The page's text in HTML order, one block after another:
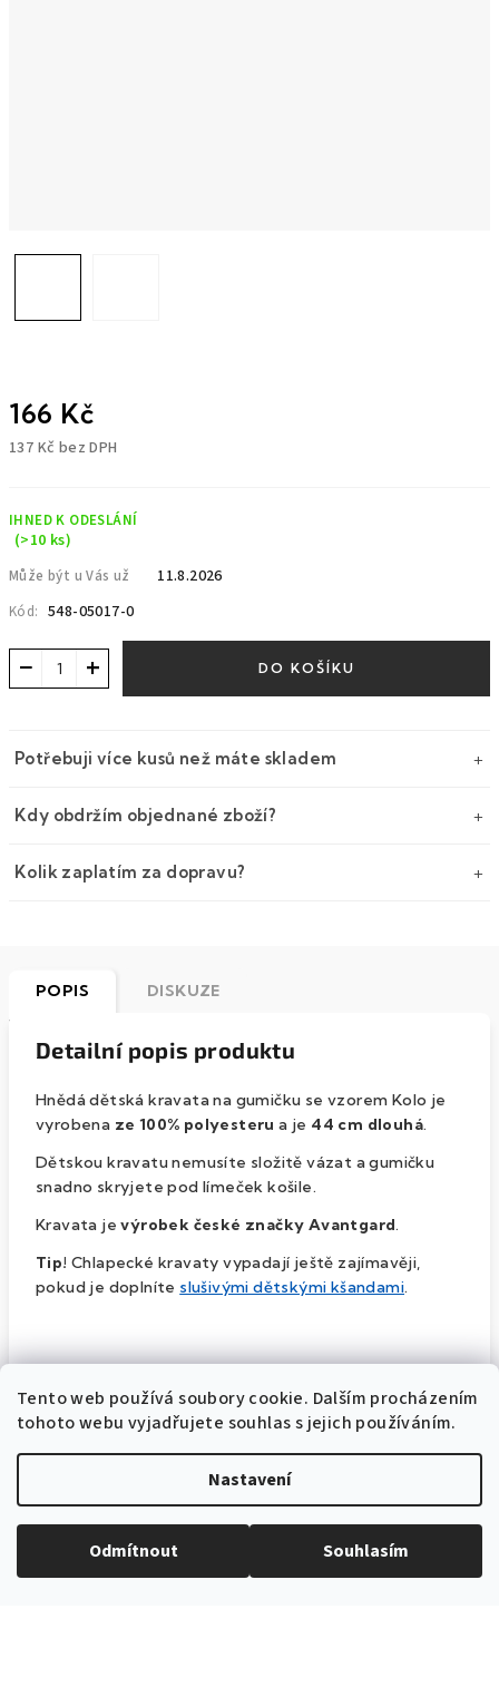
Tento web používá soubory cookie. Dalším procházením
tohoto webu vyjadřujete souhlas s jejich používáním.
Nastavení
Odmítnout Souhlasím
166 Kč
137 Kč bez DPH
IHNED K ODESLÁNÍ
(>10 ks)
Může být u Vás už 11.8.2026
Kód: 548-05017-0
+
− DO KOŠÍKU
Potřebuji více kusů než máte skladem
Kdy obdržím objednané zboží?
Kolik zaplatím za dopravu?
POPIS DISKUZE
Detailní popis produktu
Hnědá dětská kravata na gumičku se vzorem Kolo je
vyrobena ze 100% polyesterua je 44 cm dlouhá.
Dětskou kravatu nemusíte složitě vázat a gumičku
snadno skryjete pod límeček košile.
Kravata je výrobek české značky Avantgard.
Tip! Chlapecké kravaty vypadají ještě zajímavěji,
pokud je doplníte slušivými dětskými kšandami.
Dětské kravaty
Barva produktu: Béžová,Hnědá
Katalogové číslo 548050170